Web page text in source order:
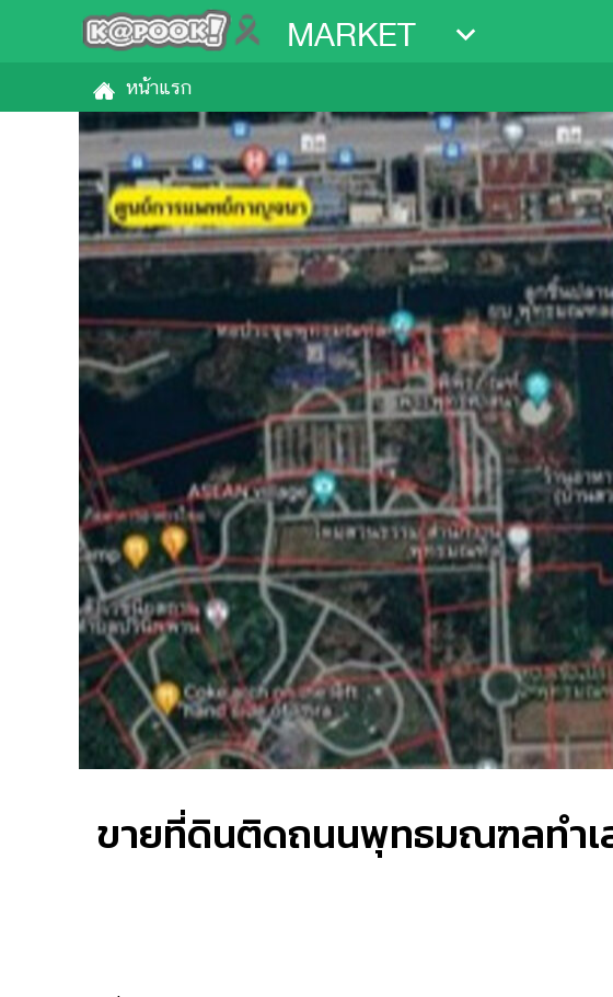
MARKET
หน้าแรก
ขายที่ดินติดถนน​พุทธมณฑลทำเ